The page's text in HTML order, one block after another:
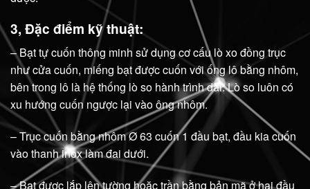
3, Đặc điểm kỹ thuật:
– Bạt tự cuốn thông minh sử dụng cơ cấu lò xo đồng trục
như cửa cuốn, miếng bạt được cuốn với ống lô bằng nhôm,
bên trong lô là hệ thống lò so hành trình dài. Lò so luôn có
xu hướng cuốn ngược lại vào ông nhôm.
– Trục cuốn bằng nhôm Ø 63 cuốn 1 đầu bạt, đầu kia cuốn
vào thanh inox làm đai dưới.
– Bạt được lắp lên tường hoặc trần bằng bản mã ở hai đầu